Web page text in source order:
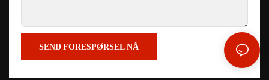
SEND FORESPØRSEL NÅ